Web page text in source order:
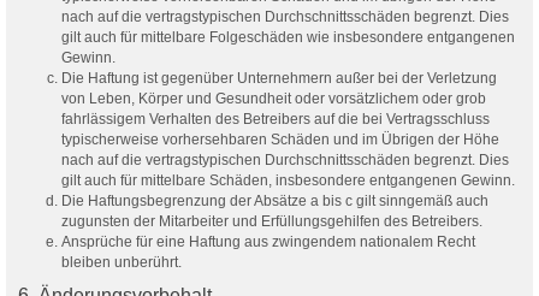
nach auf die vertragstypischen Durchschnittsschäden begrenzt. Dies
gilt auch für mittelbare Folgeschäden wie insbesondere entgangenen
Gewinn.
Die Haftung ist gegenüber Unternehmern außer bei der Verletzung
von Leben, Körper und Gesundheit oder vorsätzlichem oder grob
fahrlässigem Verhalten des Betreibers auf die bei Vertragsschluss
typischerweise vorhersehbaren Schäden und im Übrigen der Höhe
nach auf die vertragstypischen Durchschnittsschäden begrenzt. Dies
gilt auch für mittelbare Schäden, insbesondere entgangenen Gewinn.
Die Haftungsbegrenzung der Absätze a bis c gilt sinngemäß auch
zugunsten der Mitarbeiter und Erfüllungsgehilfen des Betreibers.
Ansprüche für eine Haftung aus zwingendem nationalem Recht
bleiben unberührt.